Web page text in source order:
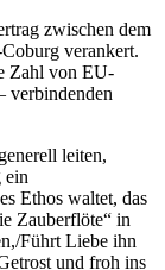
zwischen dem
verankert.
Zahl von EU-
verbindenden
leiten,
ein
Ethos waltet, das
Zauberflöte“ in
Führt Liebe ihn
und froh ins